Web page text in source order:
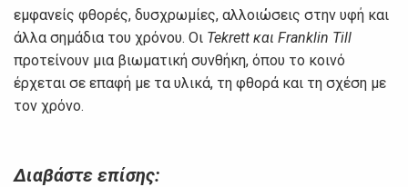
εμφανείς φθορές, δυσχρωμίες, αλλοιώσεις στην υφή και
άλλα σημάδια του χρόνου. Οι Tekrett και Franklin Till
προτείνουν μια βιωματική συνθήκη, όπου το κοινό
έρχεται σε επαφή με τα υλικά, τη φθορά και τη σχέση με
τον χρόνο.
Διαβάστε επίσης: